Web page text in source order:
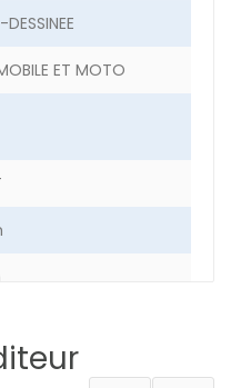
ET MOTO